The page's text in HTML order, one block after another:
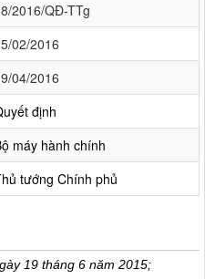
2016/QĐ-TTg
02/2016
04/2016
định
máy hành chính
tướng Chính phủ
19 tháng 6 năm 2015;